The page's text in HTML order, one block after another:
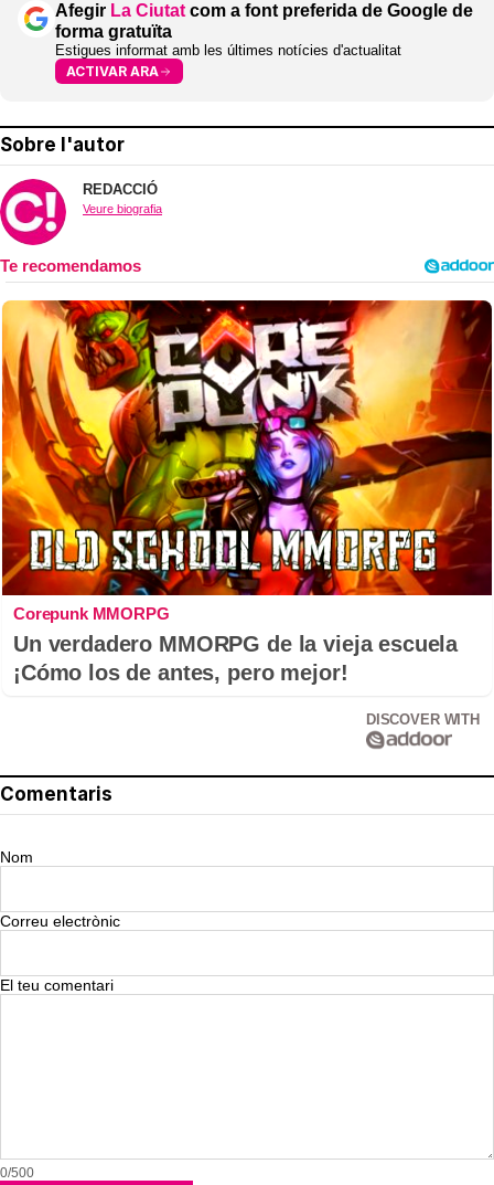
Afegir La Ciutat com a font preferida de Google de
forma gratuïta
Estigues informat amb les últimes notícies d'actualitat
ACTIVAR ARA
Sobre l'autor
REDACCIÓ
Veure biografia
Corepunk MMORPG
Un verdadero MMORPG de la vieja escuela
¡Cómo los de antes, pero mejor!
DISCOVER WITH
Comentaris
Nom
Correu electrònic
El teu comentari
0/500